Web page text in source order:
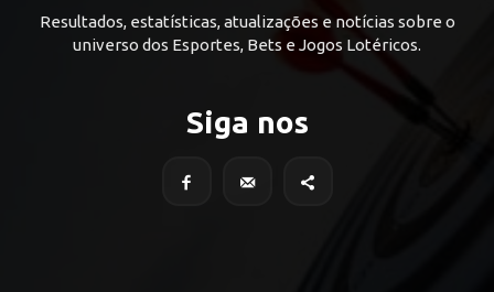
Resultados, estatísticas, atualizações e notícias sobre o
universo dos Esportes, Bets e Jogos Lotéricos.
Siga nos